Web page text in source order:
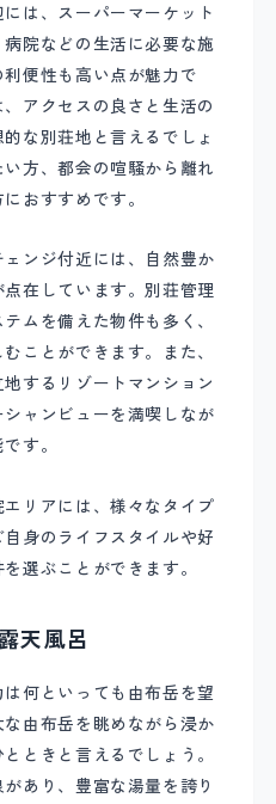
は、スーパーマーケット
院などの生活に必要な施
便性も高い点が魅力で
アクセスの良さと生活の
な別荘地と言えるでしょ
方、都会の喧騒から離れ
おすすめです。
ンジ付近には、自然豊か
在しています。別荘管理
ムを備えた物件も多く、
ことができます。また、
するリゾートマンション
ャンビューを満喫しなが
す。
リアには、様々なタイプ
身のライフスタイルや好
選ぶことができます。
天風呂
何といっても由布岳を望
由布岳を眺めながら浸か
ときと言えるでしょう。
あり、豊富な湯量を誇り